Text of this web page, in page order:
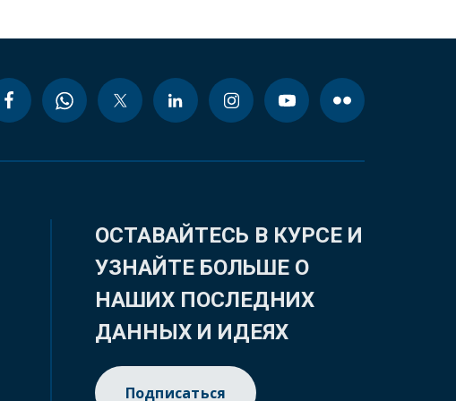
ОСТАВАЙТЕСЬ В КУРСЕ И
УЗНАЙТЕ БОЛЬШЕ О
НАШИХ ПОСЛЕДНИХ
ДАННЫХ И ИДЕЯХ
Подписаться